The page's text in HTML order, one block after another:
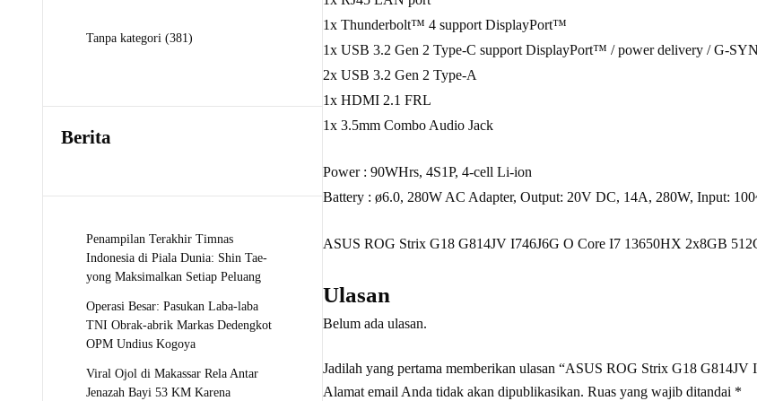
1x Thunderbolt™ 4 support DisplayPort™
1x USB 3.2 Gen 2 Type-C support DisplayPort™ / power delivery / G-
2x USB 3.2 Gen 2 Type-A
1x HDMI 2.1 FRL
1x 3.5mm Combo Audio Jack
Power : 90WHrs, 4S1P, 4-cell Li-ion
Battery : ø6.0, 280W AC Adapter, Output: 20V DC, 14A, 280W, Input:
ASUS ROG Strix G18 G814JV I746J6G O Core I7 13650HX 2x8GB
Ulasan
Belum ada ulasan.
Jadilah yang pertama memberikan ulasan “ASUS ROG Strix G18
Alamat email Anda tidak akan dipublikasikan. Ruas yang wajib ditandai *
Tanpa kategori 381381
Berita
Penampilan Terakhir Timnas
Indonesia di Piala Dunia: Shin Tae-
yong Maksimalkan Setiap Peluang
Operasi Besar: Pasukan Laba-laba
TNI Obrak-abrik Markas Dedengkot
OPM Undius Kogoya
Viral Ojol di Makassar Rela Antar
Jenazah Bayi 53 KM Karena